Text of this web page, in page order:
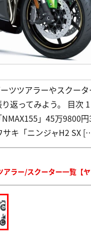
ツツアラーやスクー
返ってみよう。 目次
」45万9800
サキ「ニンジャH2 SX
ラー/スクーター一覧【ヤ